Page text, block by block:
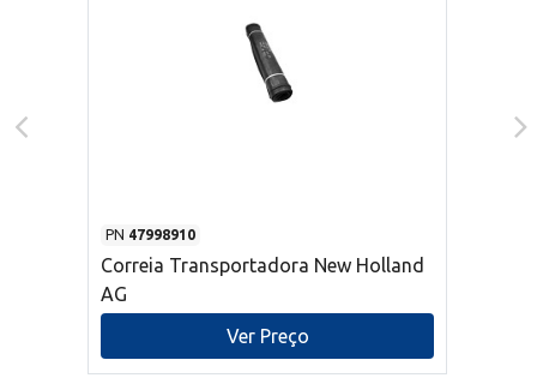
PN 47998910
Correia Transportadora New Holland
AG
Ver Preço